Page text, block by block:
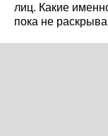
лиц. Какие
пока не